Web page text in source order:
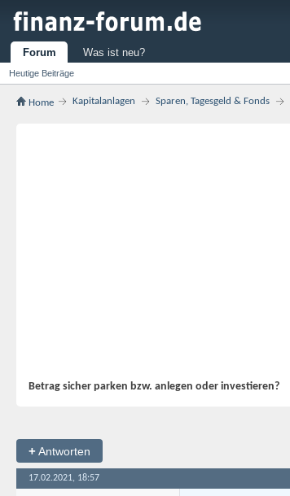
Forum
Heutige Beiträge
Was ist neu?
Home Kapitalanlagen Sparen, Tagesgeld & Fonds
Betrag sicher parken bzw. anlegen oder investieren?
+Antworten
17.02.2021, 18:57